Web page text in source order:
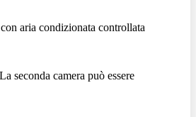
aria condizionata controllata
seconda camera può essere